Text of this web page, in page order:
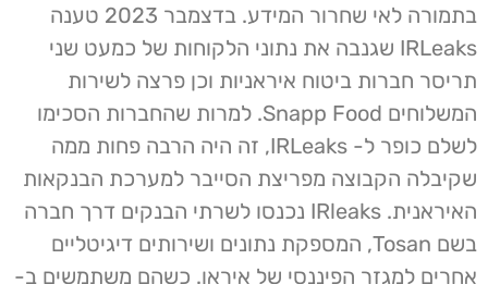
בתמורה לאי שחרור המידע. בדצמבר 2023 טענה
IRLeaks שגנבה את נתוני הלקוחות של כמעט שני
תריסר חברות ביטוח איראניות וכן פרצה לשירות
המשלוחים Snapp Food. למרות שהחברות הסכימו
לשלם כופר ל- IRLeaks, זה היה הרבה פחות ממה
שקיבלה הקבוצה מפריצת הסייבר למערכת הבנקאות
האיראנית. IRleaks נכנסו לשרתי הבנקים דרך חברה
בשם Tosan, המספקת נתונים ושירותים דיגיטליים
אחרים למגזר הפיננסי של איראן. כשהם משתמשים ב-